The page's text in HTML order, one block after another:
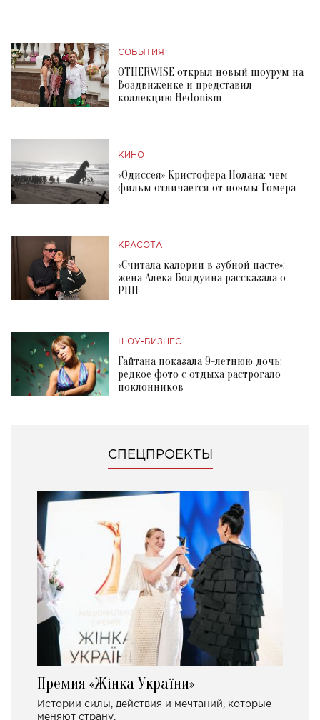
СОБЫТИЯ
OTHERWISE открыл новый шоурум на
Воздвиженке и представил
коллекцию Hedonism
КИНО
«Одиссея» Кристофера Нолана: чем
фильм отличается от поэмы Гомера
КРАСОТА
«Считала калории в зубной пасте»:
жена Алека Болдуина рассказала о
РПП
ШОУ-БИЗНЕС
Гайтана показала 9-летнюю дочь:
редкое фото с отдыха растрогало
поклонников
СПЕЦПРОЕКТЫ
Премия «Жінка України»
Истории силы, действия и мечтаний, которые
меняют страну.